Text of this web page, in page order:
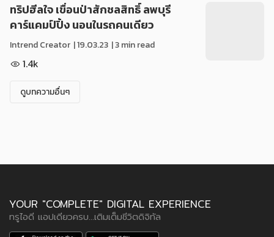
ทริปฮีลใจ เขื่อนป่าสักชลสิทธิ์ ลพบุรี
คาร์แคมป์ปิ้ง นอนในรถคนเดียว
Intrend Creator |19.03.23 | 3 min read
1.4k
ดูบทความอื่นๆ
YOUR "COMPLETE" DIGITAL EXPERIENCE
ทรูไอดี แอปเดียวครบ...เติมเต็มชีวิตดิจิทัล